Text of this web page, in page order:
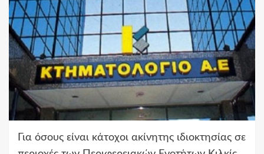
Για όσους είναι κάτοχοι ακίνητης ιδιοκτησίας σε